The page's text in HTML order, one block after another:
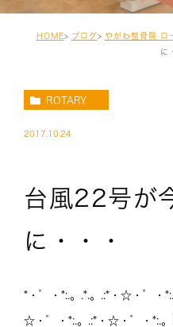
HOME ブログ やがわ整骨院 ロ
に
ROTARY
2017.10.24
台風22号が
に・・・
*・゜・*:.。.*.。.:*・☆・゜・
☆・゜・*:.。.:*・☆・゜・*:.。